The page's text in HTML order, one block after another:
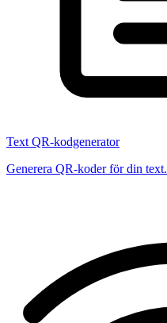
Text QR-kodgenerator
Generera QR-koder för din text.